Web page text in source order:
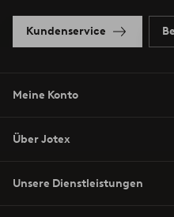
Kundenservice
Meine Konto
Über Jotex
Unsere Dienstleistungen